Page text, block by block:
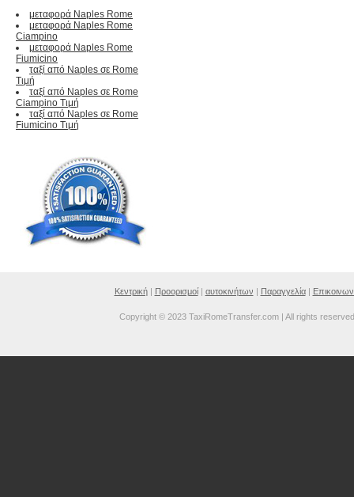
μεταφορά Naples Rome
μεταφορά Naples Rome
Ciampino
μεταφορά Naples Rome
Fiumicino
ταξί από Naples σε Rome
Τιμή
ταξί από Naples σε Rome
Ciampino Τιμή
ταξί από Naples σε Rome
Fiumicino Τιμή
Κεντρική| Προορισμοί| αυτοκινήτων | Παραγγελία|
Copyright © 2023 TaxiRomeTransfer.com | All rights reserved